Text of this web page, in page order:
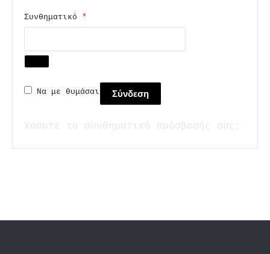
Συνθηματικό *
Να με θυμάσαι Σύνδεση
Χάσατε το συνθηματικό πρόσβασής σας;